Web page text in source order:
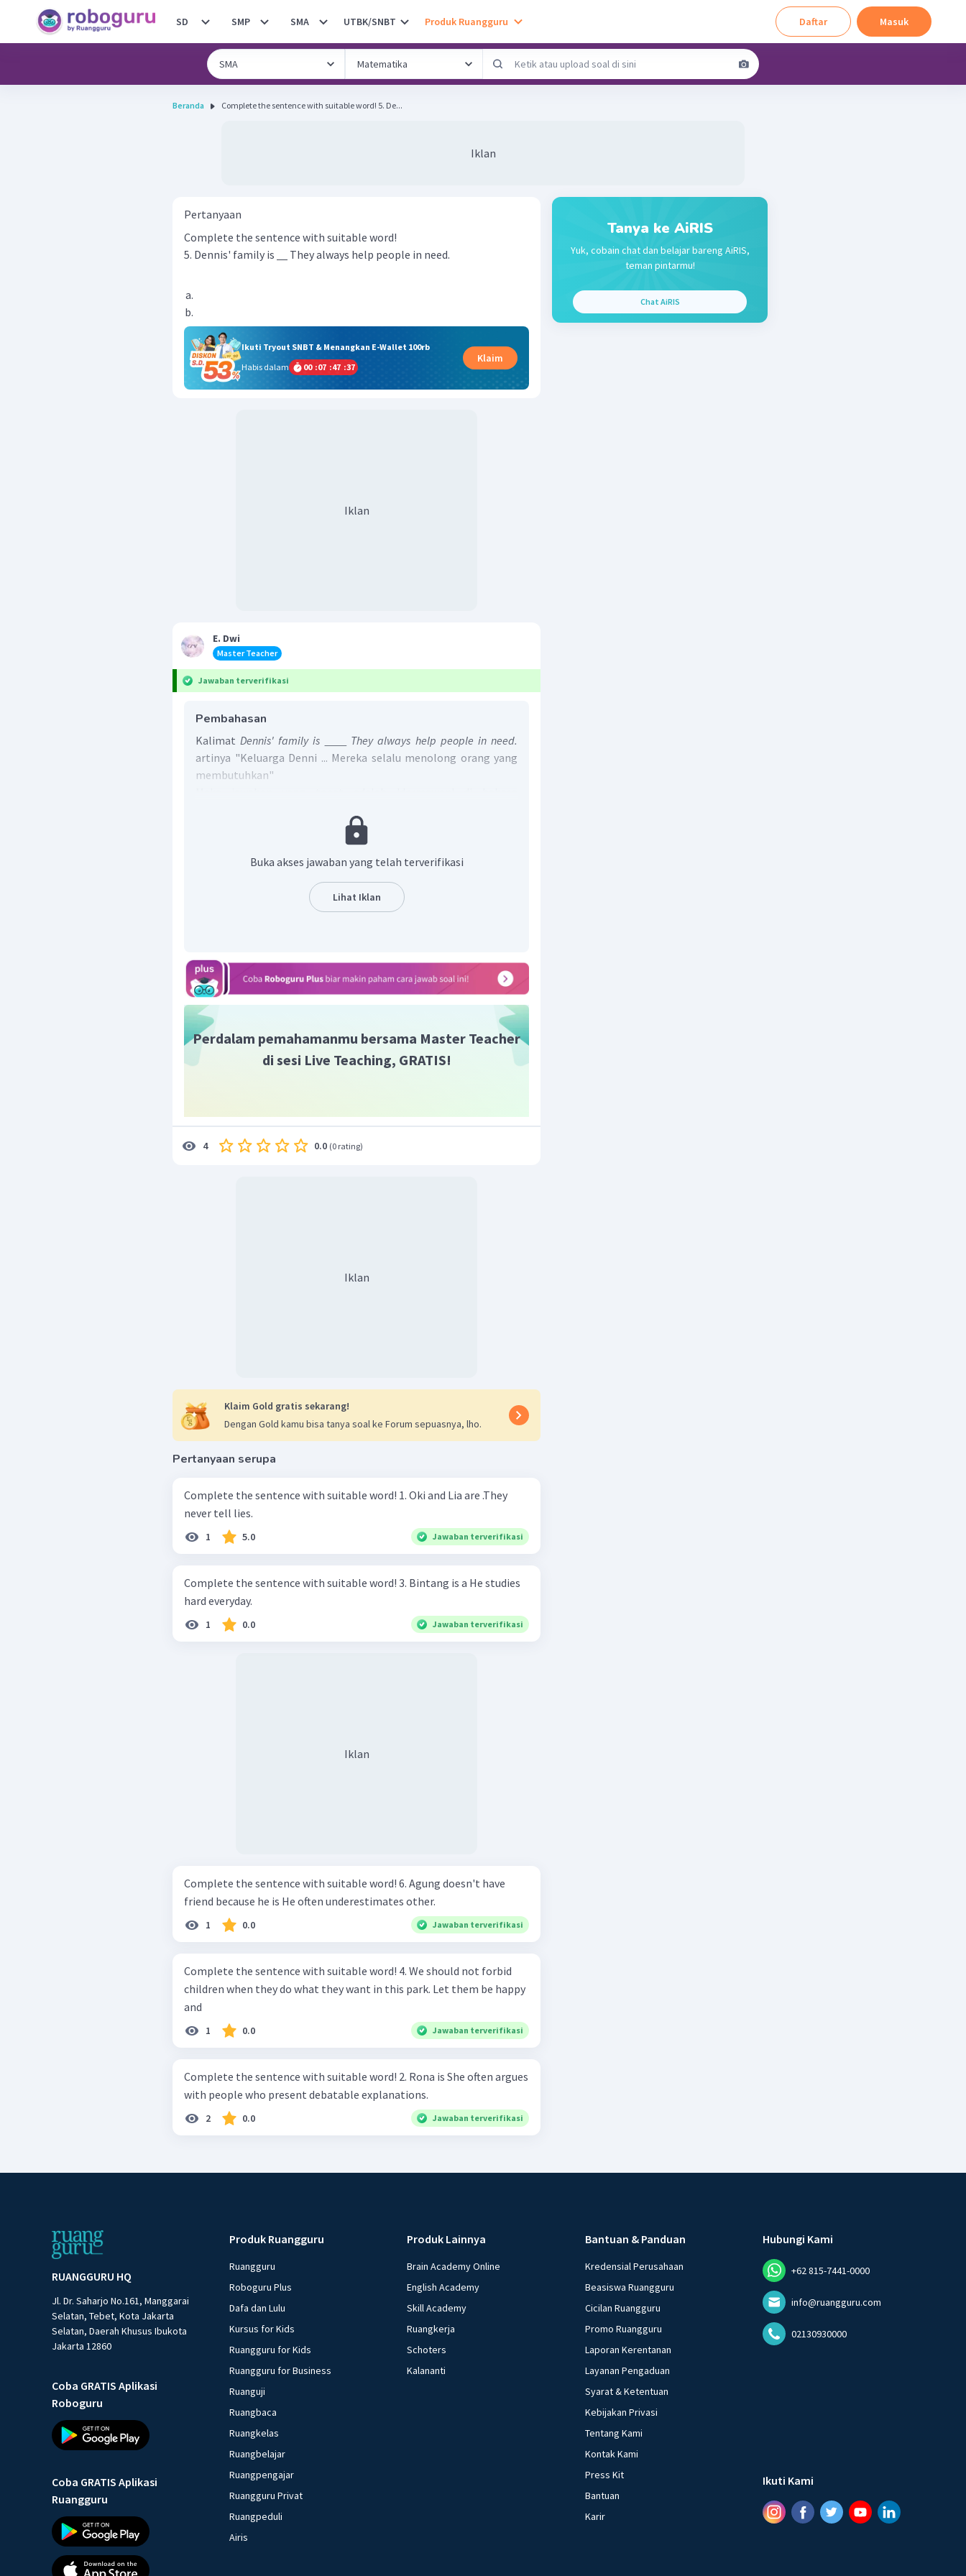
SD SMP SMA UTBK/SNBT Produk Ruangguru Daftar Masuk
Beranda Complete the sentence with suitable word! 5. De...
Iklan
Pertanyaan
Complete the sentence with suitable word!
5. Dennis' family is
They always help people in need.
Ikuti Tryout SNBT & Menangkan E-Wallet 100rb
Habis dalam
00 :07 :47 :36
Klaim
Iklan
E. Dwi
Master Teacher
Jawaban terverifikasi
Pembahasan
KalimatDennis' family is
They always help people in need.
artinya "Keluarga Denni ... Mereka selalu menolong orang yang
membutuhkan"
Buka akses jawaban yang telah terverifikasi
Lihat Iklan
Perdalam pemahamanmu bersama Master Teacher
di sesi Live Teaching, GRATIS!
4 0.0 (0 rating)
Iklan
Klaim Gold gratis sekarang!
Dengan Gold kamu bisa tanya soal ke Forum sepuasnya, lho.
Pertanyaan serupa
Complete the sentence with suitable word! 1. Oki and Lia are .They
never tell lies.
1 5.0 Jawaban terverifikasi
Complete the sentence with suitable word! 3. Bintang is a He studies
hard everyday.
1 0.0 Jawaban terverifikasi
Iklan
Complete the sentence with suitable word! 6. Agung doesn't have
friend because he is He often underestimates other.
1 0.0 Jawaban terverifikasi
Complete the sentence with suitable word! 4. We should not forbid
children when they do what they want in this park. Let them be happy
and
1 0.0 Jawaban terverifikasi
Complete the sentence with suitable word! 2. Rona is She often argues
with people who present debatable explanations.
2 0.0 Jawaban terverifikasi
Tanya ke AiRIS
Yuk, cobain chat dan belajar bareng AiRIS,
teman pintarmu!
Chat AiRIS
RUANGGURU HQ
Jl. Dr. Saharjo No.161, Manggarai
Selatan, Tebet, Kota Jakarta
Selatan, Daerah Khusus Ibukota
Jakarta 12860
Coba GRATIS Aplikasi
Roboguru
Coba GRATIS Aplikasi
Ruangguru
Produk Ruangguru
Ruangguru
Roboguru Plus
Dafa dan Lulu
Kursus for Kids
Ruangguru for Kids
Ruangguru for Business
Ruanguji
Ruangbaca
Ruangkelas
Ruangbelajar
Ruangpengajar
Ruangguru Privat
Ruangpeduli
Airis
Produk Lainnya
Brain Academy Online
English Academy
Skill Academy
Ruangkerja
Schoters
Kalananti
Bantuan & Panduan
Kredensial Perusahaan
Beasiswa Ruangguru
Cicilan Ruangguru
Promo Ruangguru
Laporan Kerentanan
Layanan Pengaduan
Syarat & Ketentuan
Kebijakan Privasi
Tentang Kami
Kontak Kami
Press Kit
Bantuan
Karir
Hubungi Kami
+62 815-7441-0000
info@ruangguru.com
02130930000
Ikuti Kami